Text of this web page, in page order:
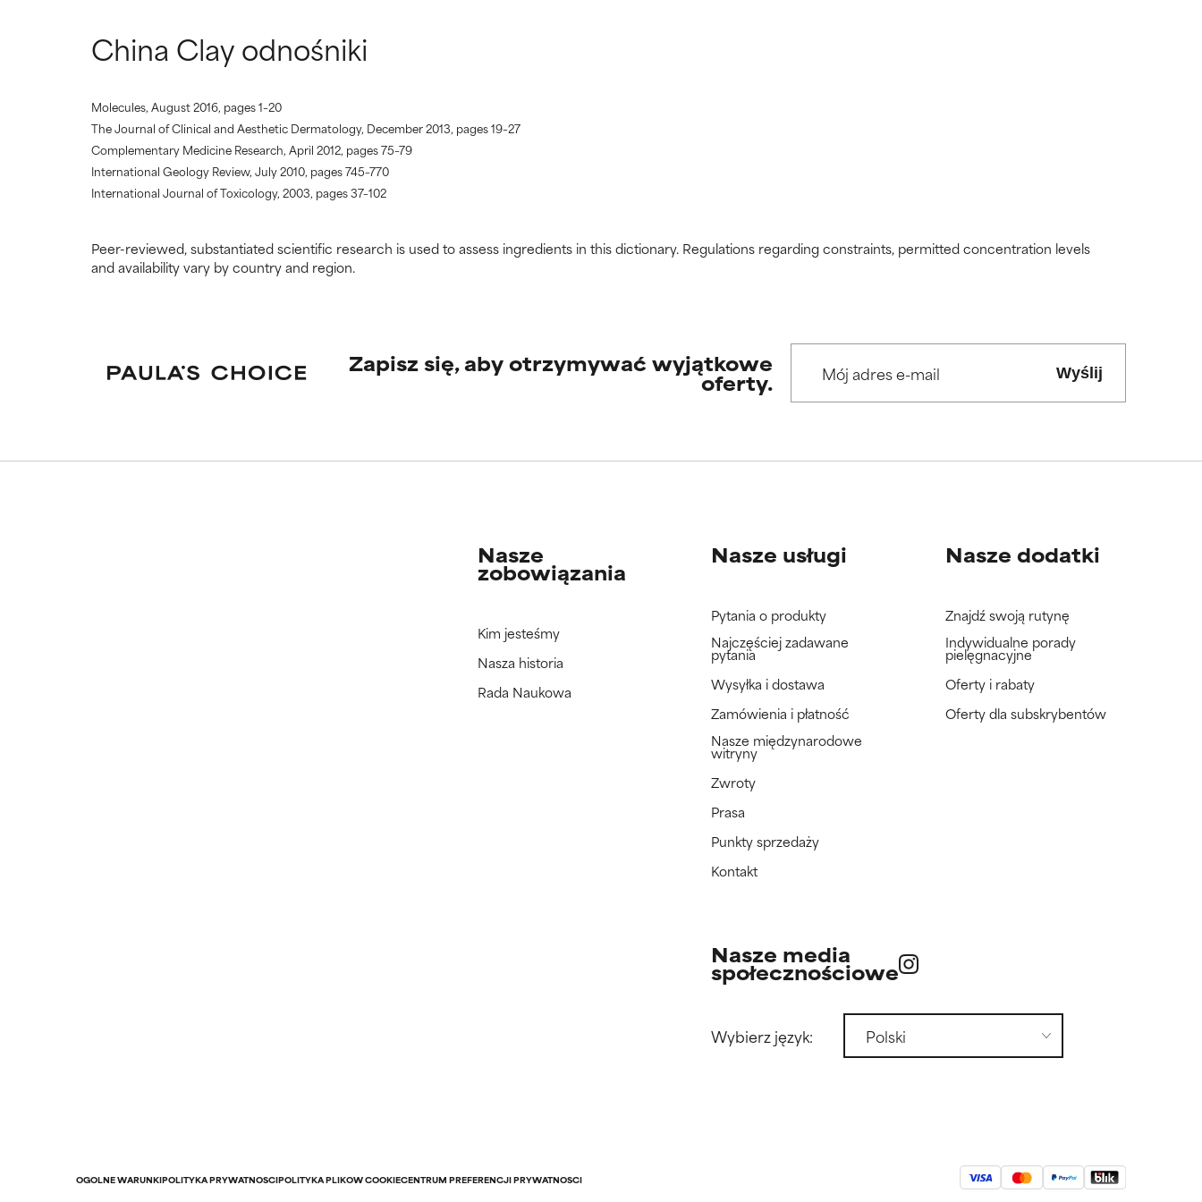
China Clay odnośniki
Molecules, August 2016, pages 1–20
The Journal of Clinical and Aesthetic Dermatology, December 2013, pages 19–27
Complementary Medicine Research, April 2012, pages 75–79
International Geology Review, July 2010, pages 745–770
International Journal of Toxicology, 2003, pages 37–102
Peer-reviewed, substantiated scientific research is used to assess ingredients in this dictionary. Regulations regarding constraints, permitted concentration levels
and availability vary by country and region.
Zapisz się, aby otrzymywać wyjątkowe
oferty. Wyślij
Nasze
zobowiązania
Kim jesteśmy
Nasza historia
Rada Naukowa
Nasze usługi
Pytania o produkty
Najczęściej zadawane
pytania
Wysyłka i dostawa
Zamówienia i płatność
Nasze międzynarodowe
witryny
Zwroty
Prasa
Punkty sprzedaży
Kontakt
Nasze dodatki
Znajdź swoją rutynę
Indywidualne porady
pielęgnacyjne
Oferty i rabaty
Oferty dla subskrybentów
Nasze media
społecznościowe
Wybierz język:
OGÓLNE WARUNKIPOLITYKA PRYWATNOŚCIPOLITYKA PLIKÓW COOKIECENTRUM PREFERENCJI PRYWATNOŚCI